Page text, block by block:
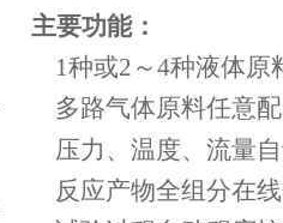
主要功能：
1种或2～4种液体原
多路气体原料任意
压力、温度、流量
反应产物全组分在